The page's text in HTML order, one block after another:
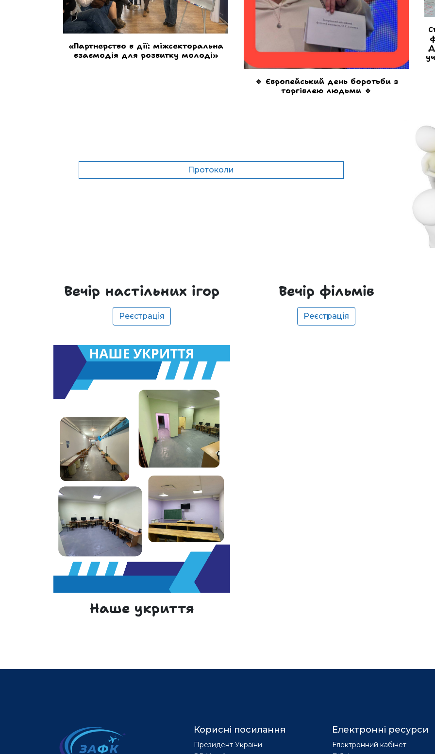
🔥 Наші студенти творять майбутнє
Наш студент долучився до
практичного тренінгу з домедичної
допомоги
Протоколи
Вечір настільних ігор
Реєстрація
Вечір фільмів
Реєстрація
Наше укриття
Корисні посилання
Президент України
Електронні ресурси
Електронний кабінет